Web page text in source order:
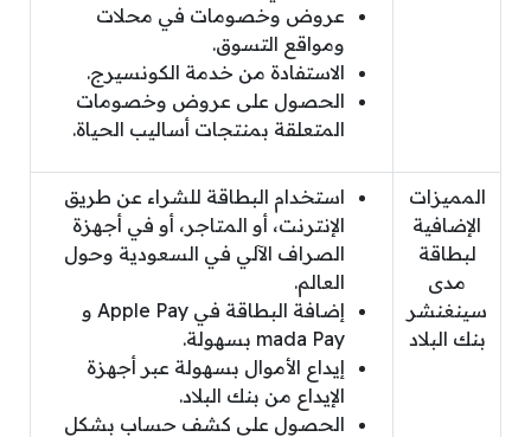
عروض وخصومات في محلات
ومواقع التسوق.
الاستفادة من خدمة الكونسيرج.
الحصول على عروض وخصومات
المتعلقة بمنتجات أساليب الحياة.
المميزات
الإضافية
لبطاقة
مدى
سينغنشر
بنك البلاد
استخدام البطاقة للشراء عن طريق
الإنترنت، أو المتاجر، أو في أجهزة
الصراف الآلي في السعودية وحول
العالم.
إضافة البطاقة في Apple Pay و
mada Pay بسهولة.
إيداع الأموال بسهولة عبر أجهزة
الإيداع من بنك البلاد.
الحصول على كشف حساب بشكل